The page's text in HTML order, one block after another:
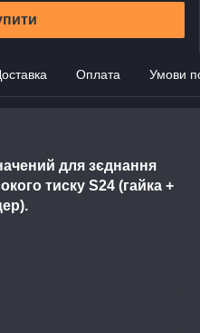
Оплата Умови
для зєднання
тиску S24 (гайка +